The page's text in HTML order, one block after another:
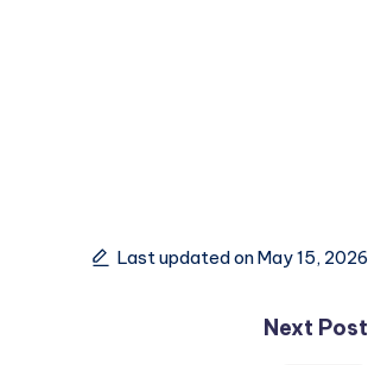
Last updated on May 15, 2026
Next Post